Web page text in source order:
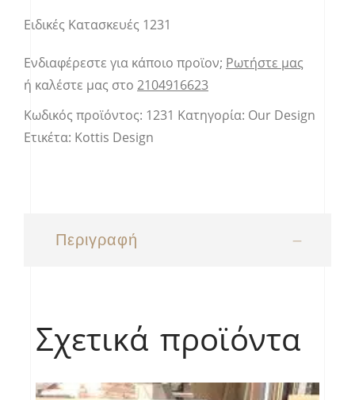
Ειδικές Κατασκευές 1231
Ενδιαφέρεστε για κάποιο προϊον; Ρωτήστε μας
ή καλέστε μας στο 2104916623
Κωδικός προϊόντος: 1231 Κατηγορία: Our Design
Ετικέτα: Kottis Design
Περιγραφή
Σχετικά προϊόντα